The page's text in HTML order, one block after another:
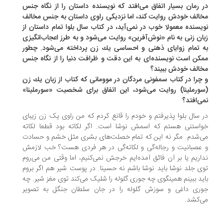
رمان بسیار اتفاق می‌افتد كه نویسنده داستان را از نگاه جنس
خودش روایت كند، اما نزدیكی راوی داستان به جنس مخالف
معمولا خوب در نمی‌آید، در كتاب سال بلوا تمام داستان از
زنی به نام «نوش‌آفرین» روایت می‌شود و به طرز اعجاب‌انگیزی
تمام زوایای ذهنی و احساسی یك زن پرداخته می‌شود. چطور
است نویسنده‌ای به این دقت و ظرافت دنیا را از نگاه جنس
خودش ببیند؟
در كتاب سمفونی مردگان در موومانی كه كتاب از زبان یك زن
روایت می‌شود، این اتفاق برای شخصیت «سورملینا»
سال بلوا پذیرفتم و خودم را قانع کردم که من راوی یک زن زیبای
هستم که اسمش نوشا است. اگر لکاته بود قطعا لکاته
مگر نه این که تمام خصلت‌های بشری مثل خشم و حسادت
و رجاله‌گی و لکاته‌گی در هر فردی هست؟ خب لازمش
یا بر آن فائق آمده‌ایم خرجش نمی‌کنیم، اما وقتی من می‌روم
جلد نوشا باید نوشا باشم نه حسینا. در پوست شیر هم اگر بروم
ببینم همینگوی چه جوری گلوله را شلیک می‌کند توی مغز شیر. چه
داغی و سوزش گلوله را در جان سلطان جنگل به تصویر